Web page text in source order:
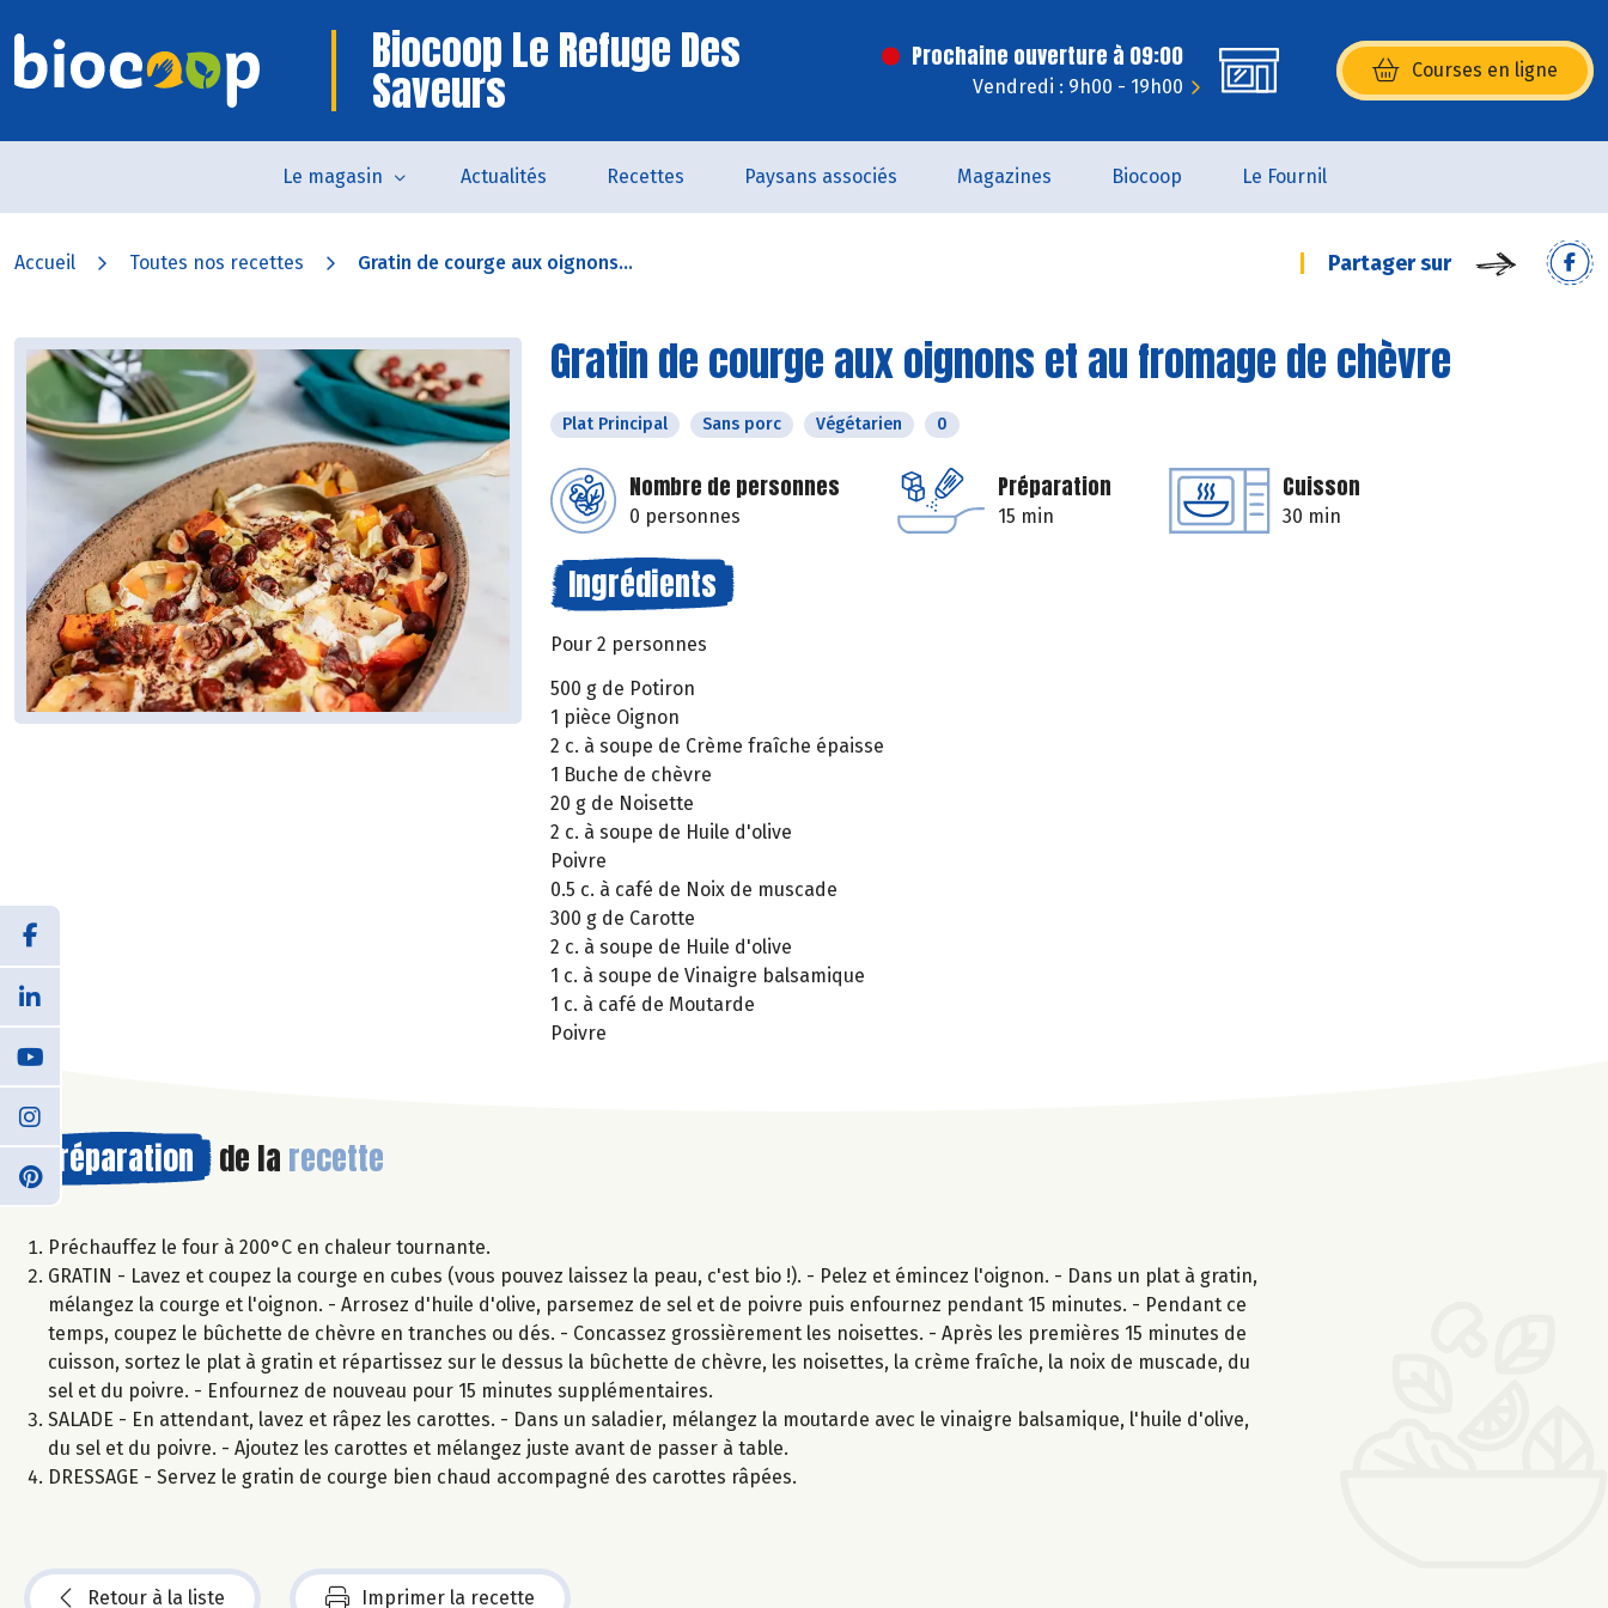
Biocoop Le Refuge Des
Saveurs
Prochaine ouverture à 09:00
Vendredi : 9h00 - 19h00
Courses en ligne
(s’ouvre dans une nouvelle
Le magasin Actualités Recettes Paysans associés Magazines Biocoop Le Fournil
Accueil Toutes nos recettes Gratin de courge aux oignons... Partager sur
Gratin de courge aux oignons et au fromage de chèvre
Plat Principal Sans porc Végétarien 0
Nombre de personnes
0 personnes
Préparation
15 min
Cuisson
30 min
Ingrédients
Pour 2 personnes
500 g de Potiron
1 pièce Oignon
2 c. à soupe de Crème fraîche épaisse
1 Buche de chèvre
20 g de Noisette
2 c. à soupe de Huile d'olive
Poivre
0.5 c. à café de Noix de muscade
300 g de Carotte
2 c. à soupe de Huile d'olive
1 c. à soupe de Vinaigre balsamique
1 c. à café de Moutarde
Poivre
Préparation de la recette
Préchauffez le four à 200°C en chaleur tournante.
GRATIN - Lavez et coupez la courge en cubes (vous pouvez laissez la peau, c'est bio !). - Pelez et émincez l'oignon. - Dans un plat à gratin,
mélangez la courge et l'oignon. - Arrosez d'huile d'olive, parsemez de sel et de poivre puis enfournez pendant 15 minutes. - Pendant ce
temps, coupez le bûchette de chèvre en tranches ou dés. - Concassez grossièrement les noisettes. - Après les premières 15 minutes de
cuisson, sortez le plat à gratin et répartissez sur le dessus la bûchette de chèvre, les noisettes, la crème fraîche, la noix de muscade, du
sel et du poivre. - Enfournez de nouveau pour 15 minutes supplémentaires.
SALADE - En attendant, lavez et râpez les carottes. - Dans un saladier, mélangez la moutarde avec le vinaigre balsamique, l'huile d'olive,
du sel et du poivre. - Ajoutez les carottes et mélangez juste avant de passer à table.
DRESSAGE - Servez le gratin de courge bien chaud accompagné des carottes râpées.
Retour à la liste Imprimer la recette